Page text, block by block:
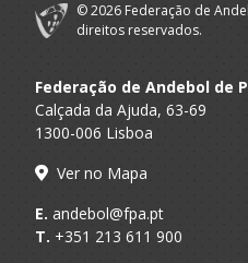
Grupo
Recreativa
Quinta Princesa
A.A. Setubal
Desportivo
Cultural
© 2026 Federação de
direitos reservados.
Federação de Andebol de
Calçada da Ajuda, 63-69
1300-006 Lisboa
Ver no Mapa
E. andebol@fpa.pt
T. +351 213 611 900